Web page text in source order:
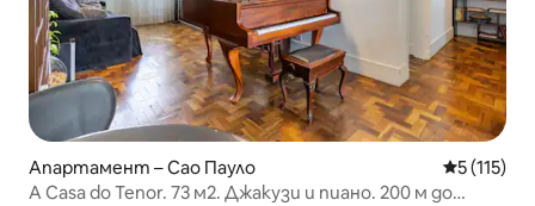
Апартамент – Сао Пауло Средна
5 (115)
A Casa do Tenor. 73 м2. Джакузи и пиано. 200 м до